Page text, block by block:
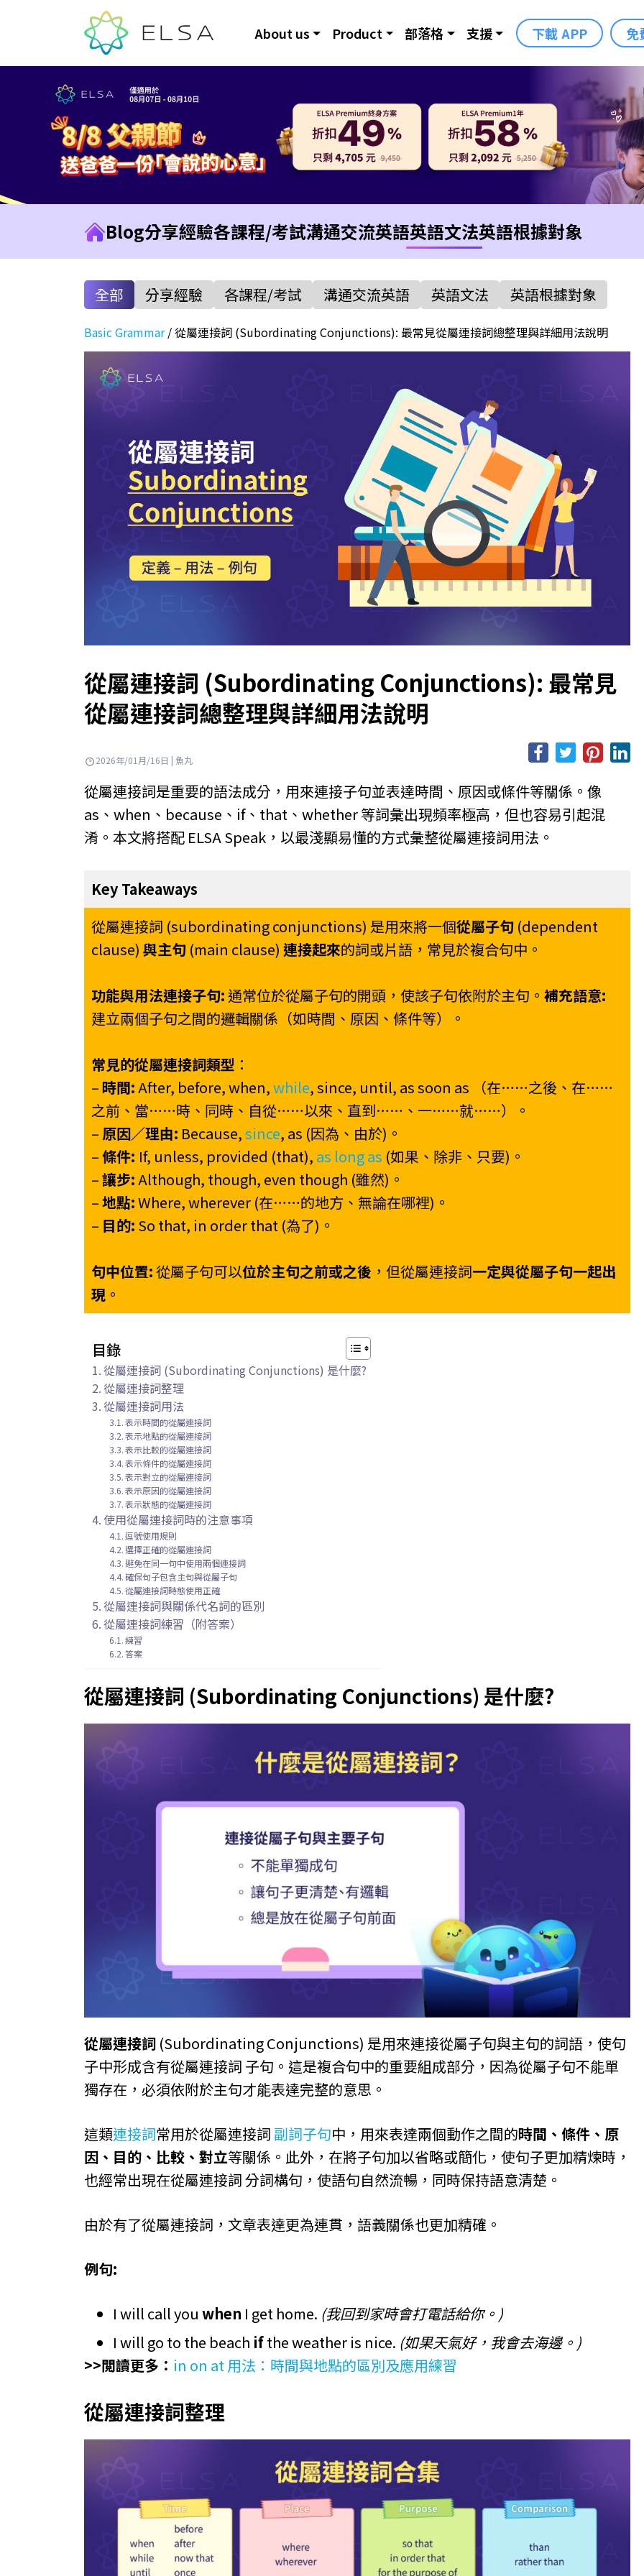
About us Product 部落格 支援 下載 APP 免
Blog分享經驗各課程/考試溝通交流英語英語文法英語根據對象
全部 分享經驗 各課程/考試 溝通交流英語 英語文法 英語根據對象
Basic Grammar/從屬連接詞 (Subordinating Conjunctions): 最常見從屬連接詞總整理與詳細用法說明
從屬連接詞 (Subordinating Conjunctions): 最常見
從屬連接詞總整理與詳細用法說明
2026年/01月/16日 | 魚丸
從屬連接詞是重要的語法成分，用來連接子句並表達時間、原因或條件等關係。像
as、when、because、if、that、whether 等詞彙出現頻率極高，但也容易引起混
淆。本文將搭配 ELSA Speak，以最淺顯易懂的方式彙整從屬連接詞用法。
Key Takeaways
從屬連接詞 (subordinating conjunctions) 是用來將一個從屬子句 (dependent
clause) 與主句 (main clause) 連接起來的詞或片語，常見於複合句中。
功能與用法連接子句:通常位於從屬子句的開頭，使該子句依附於主句。 補充語意:
建立兩個子句之間的邏輯關係（如時間、原因、條件等）。
常見的從屬連接詞類型 ：
–時間: After, before, when,while, since, until, as soon as （在……之後、在……
之前、當……時、同時、自從……以來、直到……、一……就……）。
– 原因／理由: Because,since, as (因為、由於)。
–條件: If, unless, provided (that), as long as (如果、除非、只要)。
–讓步: Although, though, even though (雖然)。
–地點:Where, wherever (在……的地方、無論在哪裡)。
– 目的: So that, in order that (為了)。
句中位置:從屬子句可以位於主句之前或之後 ，但從屬連接詞一定與從屬子句一起出
現 。
目錄
從屬連接詞 (Subordinating Conjunctions) 是什麼?
從屬連接詞整理
從屬連接詞用法
表示時間的從屬連接詞
表示地點的從屬連接詞
表示比較的從屬連接詞
表示條件的從屬連接詞
表示對立的從屬連接詞
表示原因的從屬連接詞
表示狀態的從屬連接詞
使用從屬連接詞時的注意事項
逗號使用規則
選擇正確的從屬連接詞
避免在同一句中使用兩個連接詞
確保句子包含主句與從屬子句
從屬連接詞時態使用正確
從屬連接詞與關係代名詞的區別
從屬連接詞練習（附答案）
練習
答案
從屬連接詞 (Subordinating Conjunctions) 是什麼?
從屬連接詞 (Subordinating Conjunctions) 是用來連接從屬子句與主句的詞語，使句
子中形成含有從屬連接詞 子句。這是複合句中的重要組成部分，因為從屬子句不能單
獨存在，必須依附於主句才能表達完整的意思。
這類連接詞常用於從屬連接詞 副詞子句中，用來表達兩個動作之間的時間、條件、原
因、目的、比較、對立等關係。此外，在將子句加以省略或簡化，使句子更加精煉時，
也經常出現在從屬連接詞 分詞構句，使語句自然流暢，同時保持語意清楚。
由於有了從屬連接詞，文章表達更為連貫，語義關係也更加精確。
例句:
I will call you when I get home. (我回到家時會打電話給你。)
I will go to the beach ifthe weather is nice. (如果天氣好，我會去海邊。)
>>閲讀更多： in on at 用法：時間與地點的區別及應用練習
從屬連接詞整理